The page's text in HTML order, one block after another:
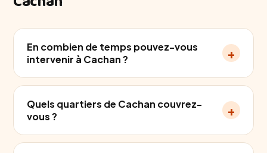
En combien de temps pouvez-vous
intervenir à Cachan ?
+
Quels quartiers de Cachan couvrez-
vous ?
+